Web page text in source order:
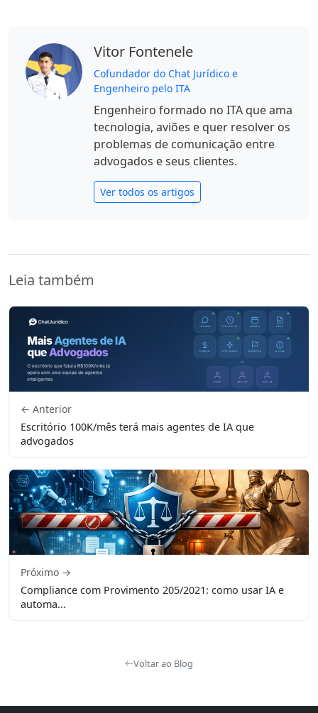
Vitor Fontenele
Cofundador do Chat Jurídico e
Engenheiro pelo ITA
Engenheiro formado no ITA que ama
tecnologia, aviões e quer resolver os
problemas de comunicação entre
advogados e seus clientes.
Ver todos os artigos
Leia também
← Anterior
Escritório 100K/mês terá mais agentes de IA que
advogados
Próximo →
Compliance com Provimento 205/2021: como usar IA e
automa...
Voltar ao Blog